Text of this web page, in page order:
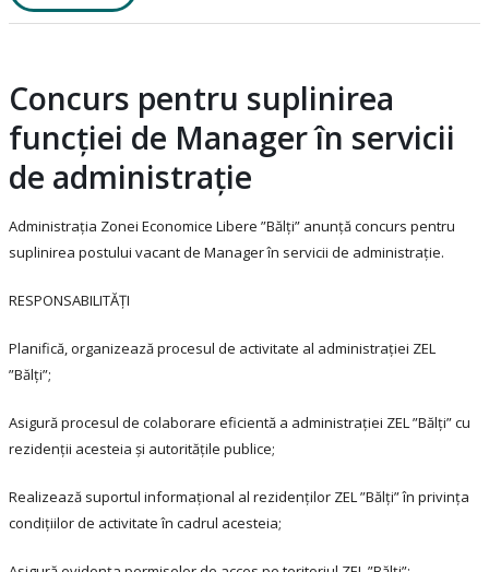
Concurs pentru suplinirea
funcției de Manager în servicii
de administrație
Administraţia Zonei Economice Libere ”Bălţi” anunţă concurs pentru
suplinirea postului vacant de Manager în servicii de administrație.
RESPONSABILITĂŢI
Planifică, organizează procesul de activitate al administrației ZEL
”Bălți”;
Asigură procesul de colaborare eficientă a administrației ZEL ”Bălți” cu
rezidenții acesteia și autoritățile publice;
Realizează suportul informațional al rezidenților ZEL ”Bălți” în privința
condițiilor de activitate în cadrul acesteia;